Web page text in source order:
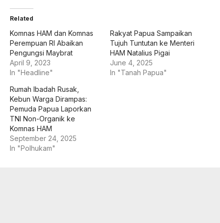
Related
Komnas HAM dan Komnas
Perempuan RI Abaikan
Pengungsi Maybrat
April 9, 2023
In "Headline"
Rakyat Papua Sampaikan
Tujuh Tuntutan ke Menteri
HAM Natalius Pigai
June 4, 2025
In "Tanah Papua"
Rumah Ibadah Rusak,
Kebun Warga Dirampas:
Pemuda Papua Laporkan
TNI Non-Organik ke
Komnas HAM
September 24, 2025
In "Polhukam"